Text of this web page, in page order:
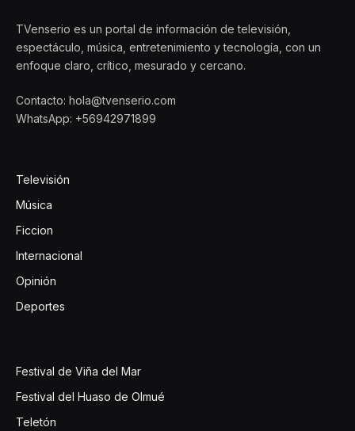
TVenserio es un portal de información de televisión,
espectáculo, música, entretenimiento y tecnología, con un
enfoque claro, crítico, mesurado y cercano.
Contacto: hola@tvenserio.com
WhatsApp: +56942971899
Televisión
Música
Ficcion
Internacional
Opinión
Deportes
Festival de Viña del Mar
Festival del Huaso de Olmué
Teletón